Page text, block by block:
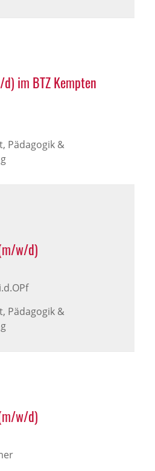
im BTZ Kempten
Pädagogik &
w/d)
Pädagogik &
w/d)